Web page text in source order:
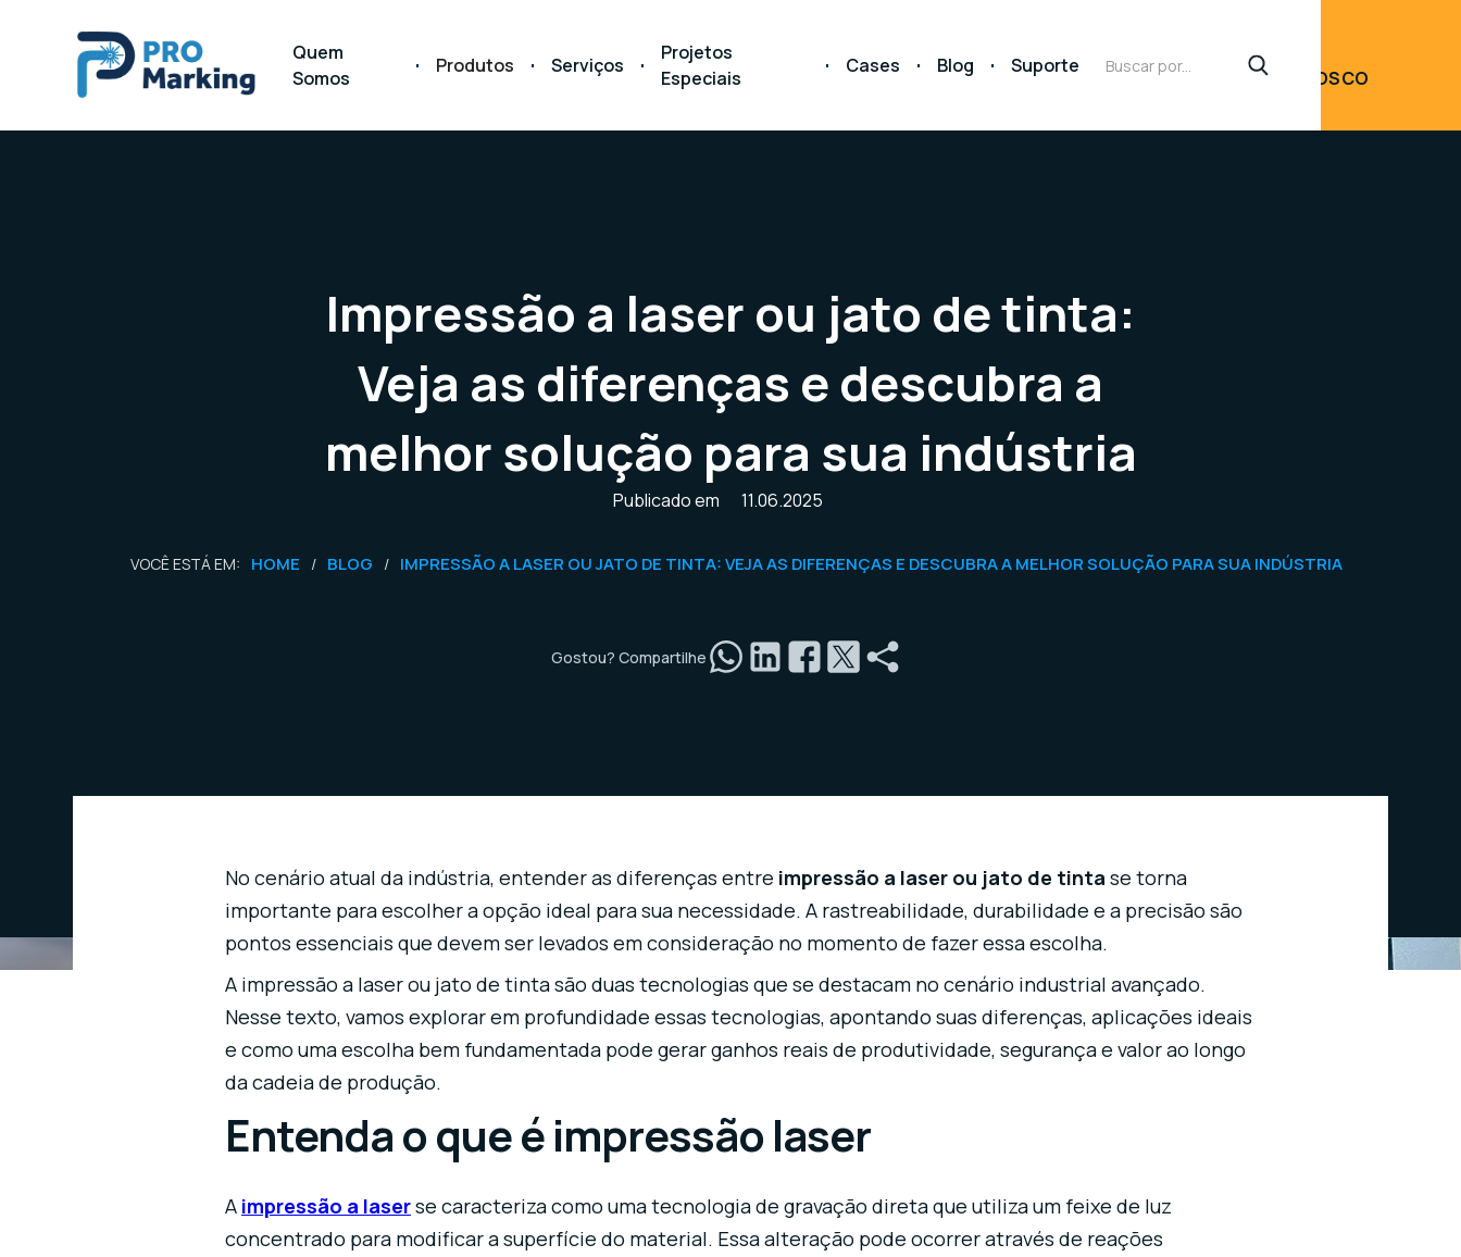
Quem
Somos
Produtos Serviços
Projetos
Especiais
Cases Blog Suporte
CONOSCO
Impressão a laser ou jato de tinta:
Veja as diferenças e descubra a
melhor solução para sua indústria
Publicado em 11.06.2025
VOCÊ ESTÁ EM: HOME / BLOG / IMPRESSÃO A LASER OU JATO DE TINTA: VEJA AS DIFERENÇAS E DESCUBRA A MELHOR SOLUÇÃO PARA SUA INDÚSTRIA
Gostou? Compartilhe
No cenário atual da indústria, entender as diferenças entre impressão a laser ou jato de tinta se torna
importante para escolher a opção ideal para sua necessidade. A rastreabilidade, durabilidade e a precisão são
pontos essenciais que devem ser levados em consideração no momento de fazer essa escolha.
A impressão a laser ou jato de tinta são duas tecnologias que se destacam no cenário industrial avançado.
Nesse texto, vamos explorar em profundidade essas tecnologias, apontando suas diferenças, aplicações ideais
e como uma escolha bem fundamentada pode gerar ganhos reais de produtividade, segurança e valor ao longo
da cadeia de produção.
Entenda o que é impressão laser
A impressão a laserse caracteriza como uma tecnologia de gravação direta que utiliza um feixe de luz
concentrado para modificar a superfície do material. Essa alteração pode ocorrer através de reações